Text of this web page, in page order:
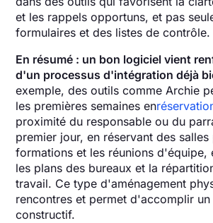
et les rappels opportuns, et pas
formulaires et des listes de contrôle.
En résumé : un bon logiciel vient
d'un processus d'intégration déjà
exemple, des outils comme Archie
les premières semaines en
proximité du responsable ou du
premier jour, en réservant des salles
formations et les réunions d'équipe,
les plans des bureaux et la
travail. Ce type d'aménagement
rencontres et permet d'accomplir un
constructif.